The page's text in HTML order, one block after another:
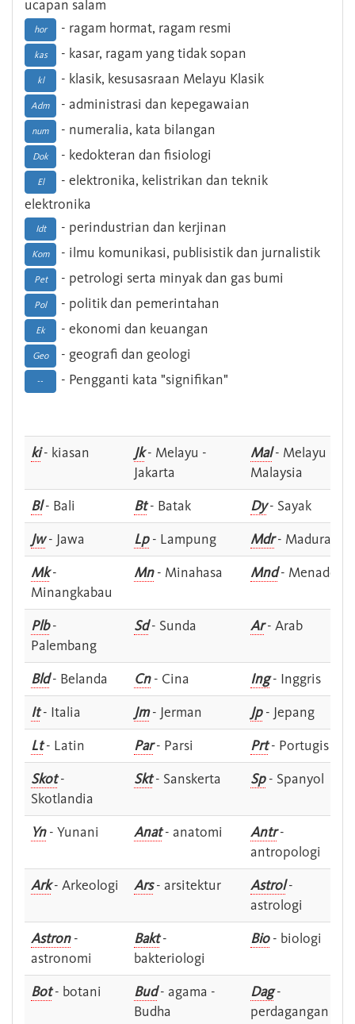
ucapan salam
hor - ragam hormat, ragam resmi
kas - kasar, ragam yang tidak sopan
kl - klasik, kesusasraan Melayu Klasik
Adm - administrasi dan kepegawaian
num - numeralia, kata bilangan
Dok - kedokteran dan fisiologi
El
- elektronika, kelistrikan dan teknik
elektronika
Idt - perindustrian dan kerjinan
Kom - ilmu komunikasi, publisistik dan jurnalistik
Pet - petrologi serta minyak dan gas bumi
Pol - politik dan pemerintahan
Ek - ekonomi dan keuangan
Geo - geografi dan geologi
-- - Pengganti kata "signifikan"
ki- kiasan Jk- Melayu -
Jakarta
Mal- Melayu -
Malaysia
Bl- Bali Bt- Batak Dy- Sayak
Jw- Jawa Lp- Lampung Mdr- Madura
Mk-
Minangkabau
Mn- Minahasa Mnd- Menado
Plb-
Palembang
Sd- Sunda Ar- Arab
Bld- Belanda Cn- Cina Ing- Inggris
It- Italia Jm- Jerman Jp- Jepang
Lt- Latin Par- Parsi Prt- Portugis
Skot-
Skotlandia
Skt- Sanskerta Sp- Spanyol
Yn- Yunani Anat- anatomi Antr-
antropologi
Ark- Arkeologi Ars- arsitektur Astrol-
astrologi
Astron-
astronomi
Bakt-
bakteriologi
Bio- biologi
Bot- botani Bud- agama -
Budha
Dag-
perdagangan